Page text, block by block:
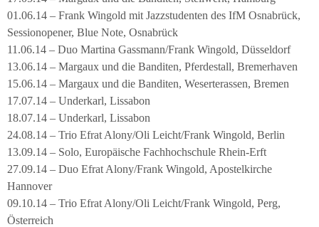
01.06.14 – Frank Wingold mit Jazzstudenten des IfM Osnabrück,
Sessionopener, Blue Note, Osnabrück
11.06.14 – Duo Martina Gassmann/Frank Wingold, Düsseldorf
13.06.14 – Margaux und die Banditen, Pferdestall, Bremerhaven
15.06.14 – Margaux und die Banditen, Weserterassen, Bremen
17.07.14 – Underkarl, Lissabon
18.07.14 – Underkarl, Lissabon
24.08.14 – Trio Efrat Alony/Oli Leicht/Frank Wingold, Berlin
13.09.14 – Solo, Europäische Fachhochschule Rhein-Erft
27.09.14 – Duo Efrat Alony/Frank Wingold, Apostelkirche
Hannover
09.10.14 – Trio Efrat Alony/Oli Leicht/Frank Wingold, Perg,
Österreich